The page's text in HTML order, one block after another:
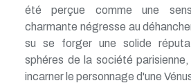
été perçue comme une
charmante négresse au
su se forger une solide
sphéres de la société
incarner le personnage d'une